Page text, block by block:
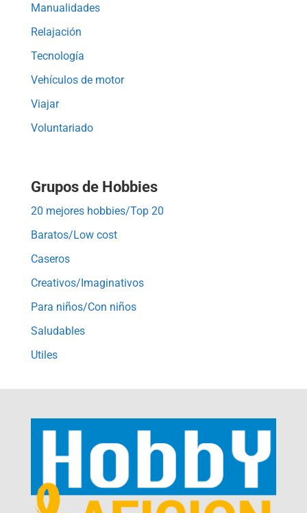
Manualidades
Relajación
Tecnología
Vehículos de motor
Viajar
Voluntariado
Grupos de Hobbies
20 mejores hobbies/Top 20
Baratos/Low cost
Caseros
Creativos/Imaginativos
Para niños/Con niños
Saludables
Utiles